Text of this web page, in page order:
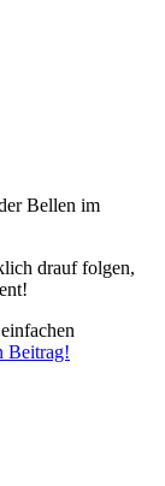
Bellen im
drauf folgen,
Beitrag!